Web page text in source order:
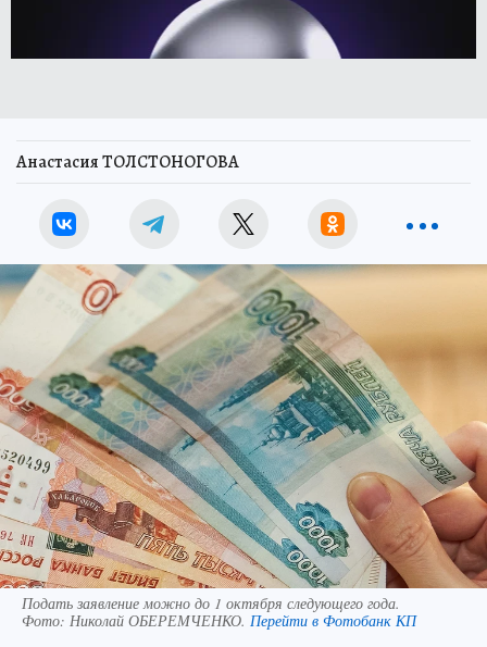
Анастасия ТОЛСТОНОГОВА
Подать заявление можно до 1 октября следующего года.
Фото: Николай ОБЕРЕМЧЕНКО. Перейти в Фотобанк КП